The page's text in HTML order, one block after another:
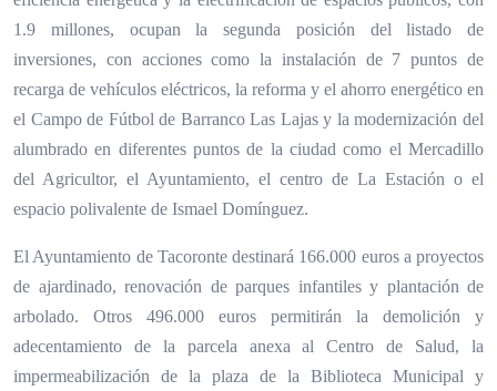
1.9 millones, ocupan la segunda posición del listado de
inversiones, con acciones como la instalación de 7 puntos de
recarga de vehículos eléctricos, la reforma y el ahorro energético en
el Campo de Fútbol de Barranco Las Lajas y la modernización del
alumbrado en diferentes puntos de la ciudad como el Mercadillo
del Agricultor, el Ayuntamiento, el centro de La Estación o el
espacio polivalente de Ismael Domínguez.
El Ayuntamiento de Tacoronte destinará 166.000 euros a proyectos
de ajardinado, renovación de parques infantiles y plantación de
arbolado. Otros 496.000 euros permitirán la demolición y
adecentamiento de la parcela anexa al Centro de Salud, la
impermeabilización de la plaza de la Biblioteca Municipal y